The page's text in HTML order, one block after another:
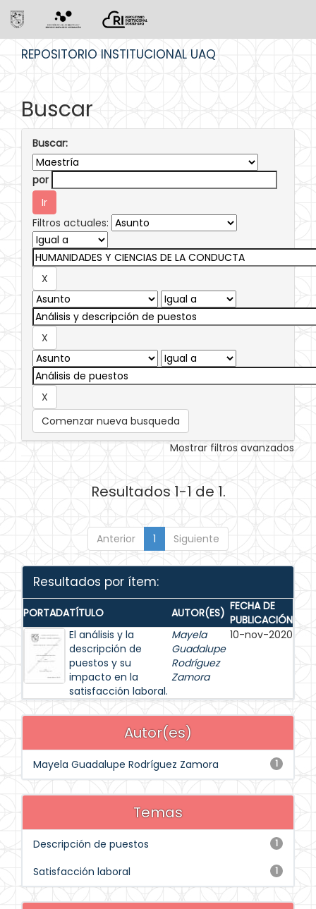
REPOSITORIO INSTITUCIONAL UAQ
Buscar
Buscar:
por
Filtros actuales:
Comenzar nueva busqueda
Mostrar filtros avanzados
Resultados 1-1 de 1.
Anterior 1 Siguiente
Resultados por ítem:
PORTADATÍTULO AUTOR(ES) FECHA DE
PUBLICACIÓN
El análisis y la
descripción de
puestos y su
impacto en la
satisfacción laboral.
Mayela
Guadalupe
Rodríguez
Zamora
10-nov-2020
Autor(es)
1
Mayela Guadalupe Rodríguez Zamora
Temas
1
Descripción de puestos
1
Satisfacción laboral